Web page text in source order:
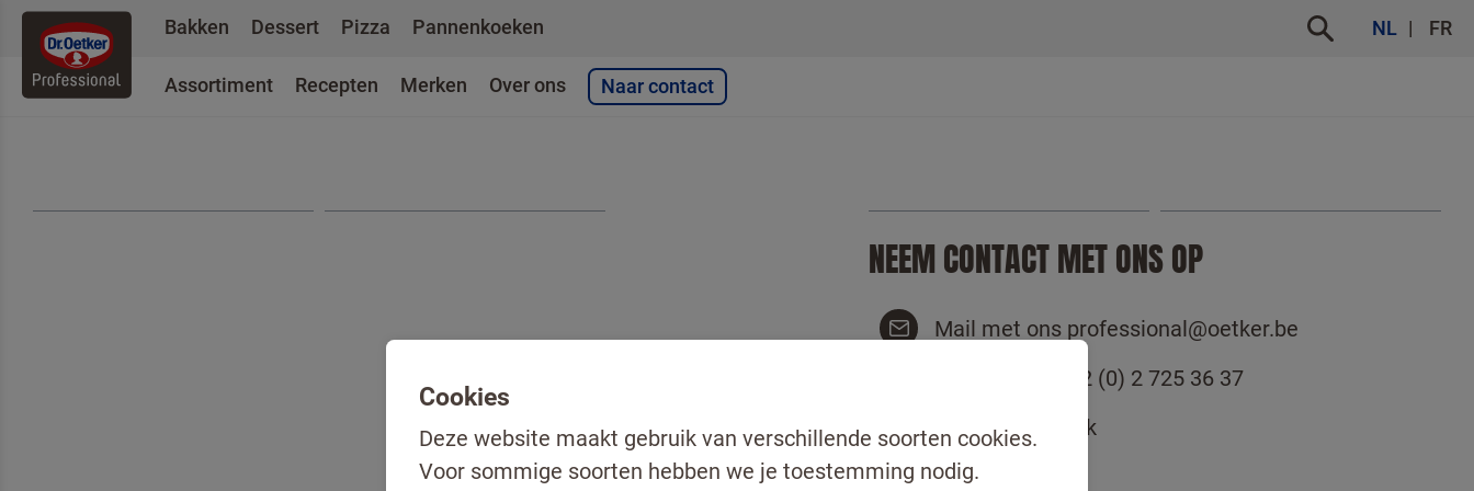
Bakken Dessert Pizza Pannenkoeken NL FR
Assortiment Recepten Merken Over ons Naar contact
NEEM CONTACT MET ONS OP
Mail met ons professional@oetker.be
Bel met ons +32 (0) 2 725 36 37
Terugbelverzoek
Cookies
Deze website maakt gebruik van verschillende soorten cookies.
Voor sommige soorten hebben we je toestemming nodig.